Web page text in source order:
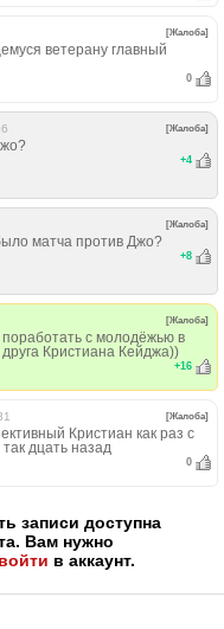
[Жалоба]
ветерану главный
0
[Жалоба]
+4
[Жалоба]
матча против Джо?
+8
[Жалоба]
с молодёжью в
Кристиана Кейджа))
+16
[Жалоба]
Кристиан как раз с
дцать назад
0
записи доступна
Вам нужно
войти в аккаунт.